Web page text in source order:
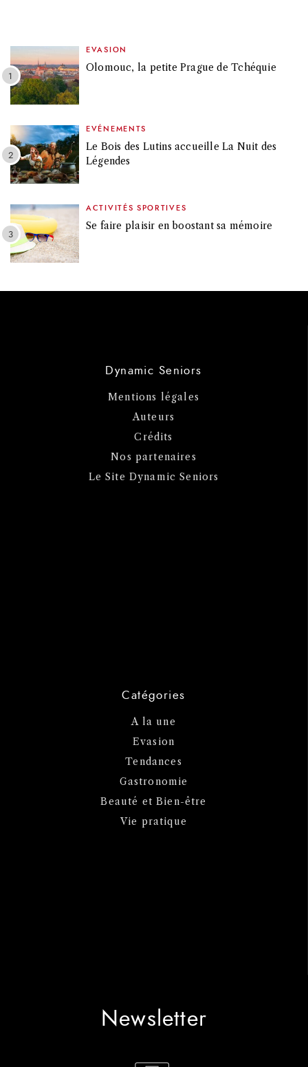
EVASION
Olomouc, la petite Prague de Tchéquie
EVÉNEMENTS
Le Bois des Lutins accueille La Nuit des
Légendes
ACTIVITÉS SPORTIVES
Se faire plaisir en boostant sa mémoire
Dynamic Seniors
Mentions légales
Auteurs
Crédits
Nos partenaires
Le Site Dynamic Seniors
Catégories
A la une
Evasion
Tendances
Gastronomie
Beauté et Bien-être
Vie pratique
Newsletter